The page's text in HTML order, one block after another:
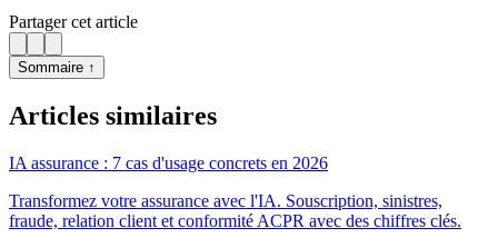
Partager cet article
Sommaire ↑
Articles similaires
IA assurance : 7 cas d'usage concrets en 2026
Transformez votre assurance avec l'IA. Souscription, sinistres,
fraude, relation client et conformité ACPR avec des chiffres clés.